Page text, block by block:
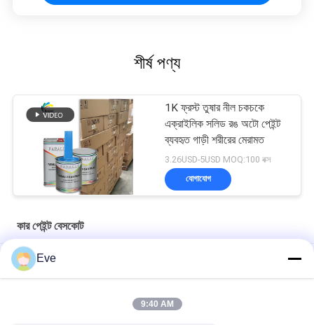
শীর্ষ পণ্য
1K ফ্রস্ট তুষার নীল চকচকে
এক্রাইলিক সলিড রঙ অটো পেইন্ট
ব্যবহৃত গাড়ী শরীরের মেরামত
3.26USD-5USD MOQ:100 বক্স
যোগাযোগ
কার পেইন্ট বেসকোট
মাল্টিফাংশনাল কার পেইন্ট বেসকোট আর্দ্রতা প্রতিরোধী ইউভি প্রতিরোধী
Eve
9:40 AM